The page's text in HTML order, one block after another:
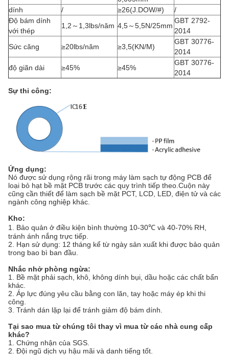
dính
/ ≥26(J.DOW/#)
/
Độ bám dính
với thép
1,2～1,3lbs/năm 4,5～5,5N/25mm
GBT 2792-
2014
Sức căng
≥20lbs/năm ≥3,5(KN/M)
GBT 30776-
2014
độ giãn dài
≥45% ≥45%
GBT 30776-
2014
Sự thi công:
Ứng dụng:
Nó được sử dụng rộng rãi trong máy làm sạch tự động PCB để
loại bỏ hạt bề mặt PCB trước các quy trình tiếp theo.Cuộn này
cũng cần thiết để làm sạch bề mặt PCT, LCD, LED, điện tử và các
ngành công nghiệp khác.
Kho:
1. Bảo quản ở điều kiện bình thường 10-30℃ và 40-70% RH,
tránh ánh nắng trực tiếp.
2. Hạn sử dụng: 12 tháng kể từ ngày sản xuất khi được bảo quản
trong bao bì ban đầu.
Nhắc nhở phòng ngừa:
1. Bề mặt phải sạch, khô, không dính bụi, dầu hoặc các chất bẩn
khác.
2. Áp lực đúng yêu cầu bằng con lăn, tay hoặc máy ép khi thi
công.
3. Tránh dán lặp lại để tránh giảm độ bám dính.
Tại sao mua từ chúng tôi thay vì mua từ các nhà cung cấp
khác?
1. Chứng nhận của SGS.
2. Đội ngũ dịch vụ hậu mãi và danh tiếng tốt.